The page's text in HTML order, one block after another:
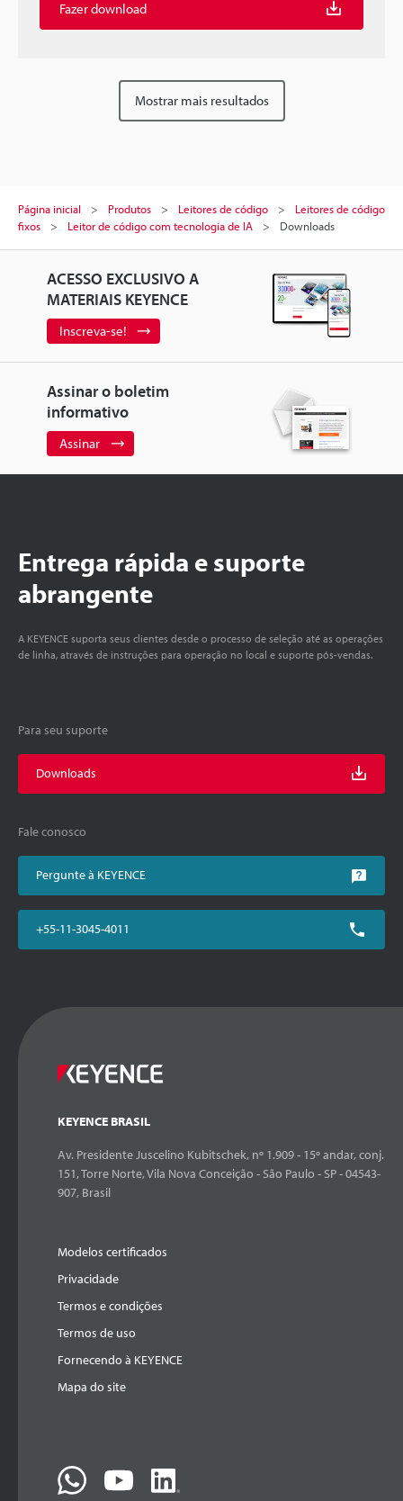
Fazer download
Mostrar mais resultados
Página inicial Produtos Leitores de código
Leitores de código
fixos
Leitor de código com tecnologia de IA Downloads
ACESSO EXCLUSIVO A
MATERIAIS KEYENCE
Inscreva-se!
Assinar o boletim
informativo
Assinar
Entrega rápida e suporte
abrangente
A KEYENCE suporta seus clientes desde o processo de seleção até as operações
de linha, através de instruções para operação no local e suporte pós-vendas.
Para seu suporte
Downloads
Fale conosco
Pergunte à KEYENCE
+55-11-3045-4011
KEYENCE BRASIL
Av. Presidente Juscelino Kubitschek, nº 1.909 - 15º andar, conj.
151, Torre Norte, Vila Nova Conceição - São Paulo - SP - 04543-
907, Brasil
Modelos certificados
Privacidade
Termos e condições
Termos de uso
Fornecendo à KEYENCE
Mapa do site